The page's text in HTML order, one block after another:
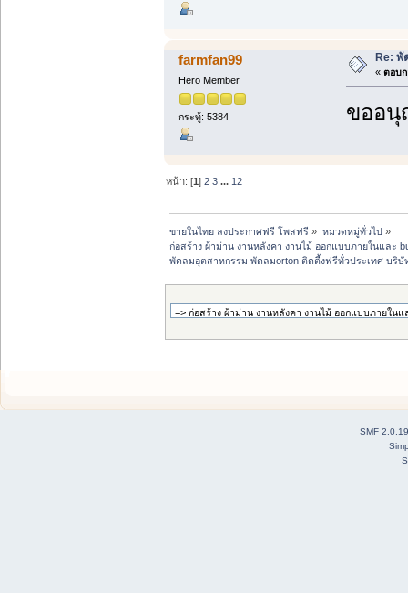
farmfan99
Hero Member
กระทู้: 5384
Re: พั
« ตอบก
ขออนุ
หน้า: [1]2 3 ... 12
ขายในไทย ลงประกาศฟรี โพสฟรี » หมวดหมู่ทั่วไป»
ก่อสร้าง ผ้าม่าน งานหลังคา งานไม้ ออกแบบภายในและ
พัดลมอุตสาหกรรม พัดลมorton ติดตี้งฟรีทั่วประเทศ บริษั
SMF 2.0.19